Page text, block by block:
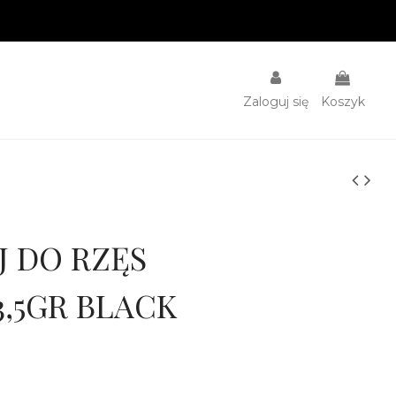
Zaloguj się Koszyk
DO RZĘS
BLACK